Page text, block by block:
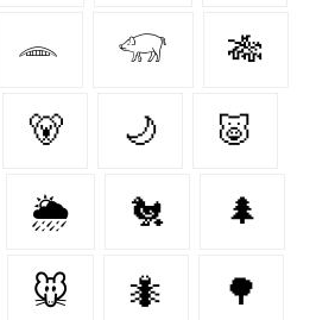
𓂎 𓃟 🎋
🐻‍ 🌙 🐷
🌦️ 🐔 🌲
🐭 🐜 🌳